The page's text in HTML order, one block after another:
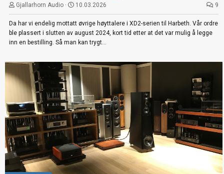
Gjallarhorn Audio 10.03.2026 9
Da har vi endelig mottatt øvrige høyttalere i XD2-serien til Harbeth. Vår ordre
ble plassert i slutten av august 2024, kort tid etter at det var mulig å legge
inn en bestilling. Så man kan trygt...